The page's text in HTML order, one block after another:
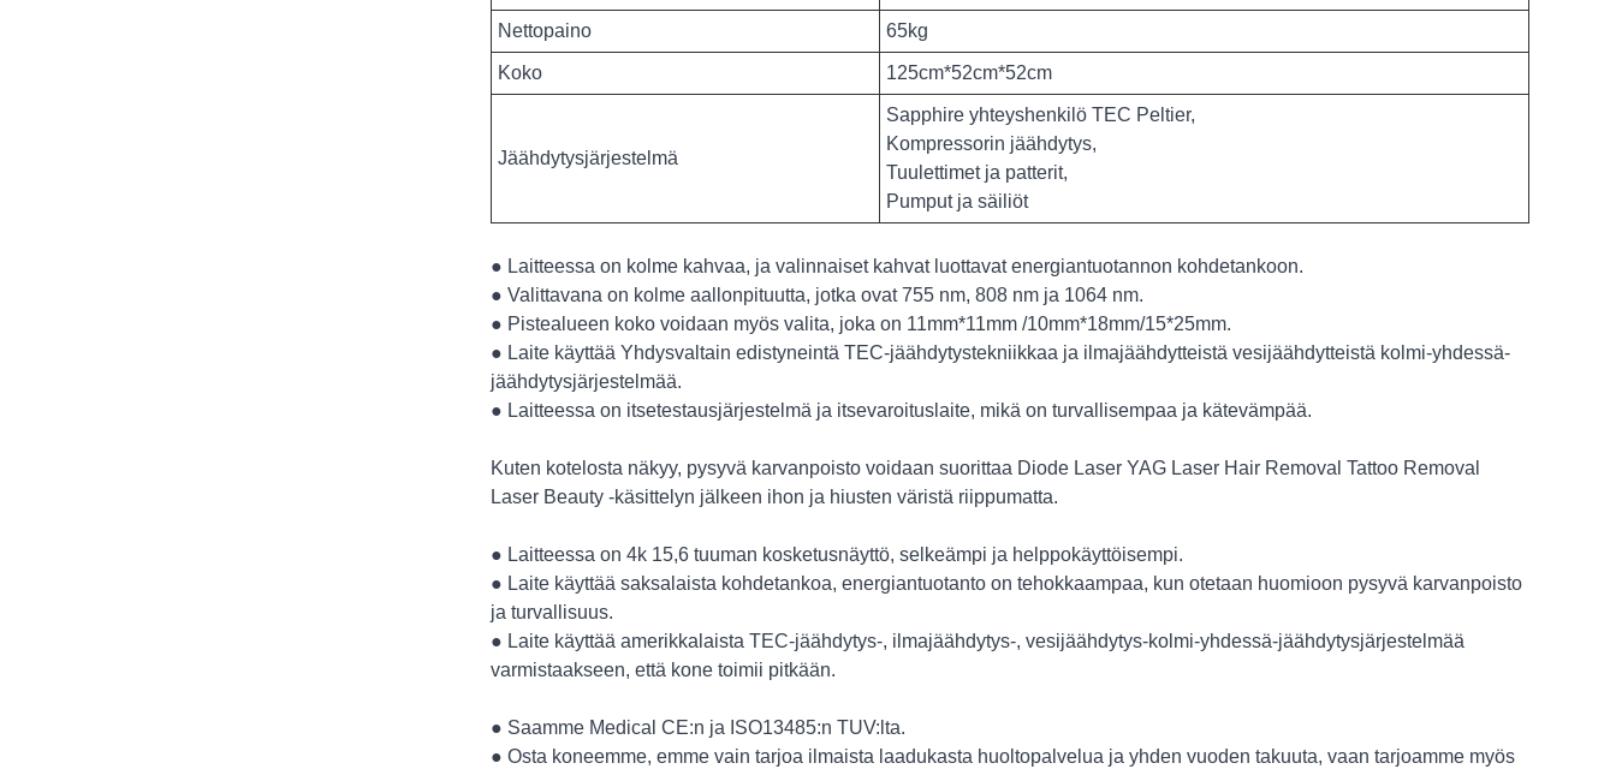
Nettopaino 65kg
Koko 125cm*52cm*52cm
Jäähdytysjärjestelmä
Sapphire yhteyshenkilö TEC Peltier,
Kompressorin jäähdytys,
Tuulettimet ja patterit,
Pumput ja säiliöt
● Laitteessa on kolme kahvaa, ja valinnaiset kahvat luottavat energiantuotannon kohdetankoon.
● Valittavana on kolme aallonpituutta, jotka ovat 755 nm, 808 nm ja 1064 nm.
● Pistealueen koko voidaan myös valita, joka on 11mm*11mm /10mm*18mm/15*25mm.
● Laite käyttää Yhdysvaltain edistyneintä TEC-jäähdytystekniikkaa ja ilmajäähdytteistä vesijäähdytteistä kolmi-yhdessä-
jäähdytysjärjestelmää.
● Laitteessa on itsetestausjärjestelmä ja itsevaroituslaite, mikä on turvallisempaa ja kätevämpää.
Kuten kotelosta näkyy, pysyvä karvanpoisto voidaan suorittaa Diode Laser YAG Laser Hair Removal Tattoo Removal
Laser Beauty -käsittelyn jälkeen ihon ja hiusten väristä riippumatta.
● Laitteessa on 4k 15,6 tuuman kosketusnäyttö, selkeämpi ja helppokäyttöisempi.
● Laite käyttää saksalaista kohdetankoa, energiantuotanto on tehokkaampaa, kun otetaan huomioon pysyvä karvanpoisto
ja turvallisuus.
● Laite käyttää amerikkalaista TEC-jäähdytys-, ilmajäähdytys-, vesijäähdytys-kolmi-yhdessä-jäähdytysjärjestelmää
varmistaakseen, että kone toimii pitkään.
● Saamme Medical CE:n ja ISO13485:n TUV:lta.
● Osta koneemme, emme vain tarjoa ilmaista laadukasta huoltopalvelua ja yhden vuoden takuuta, vaan tarjoamme myös